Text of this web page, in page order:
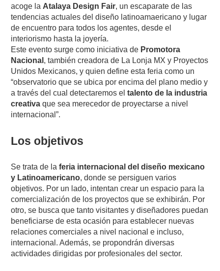
acoge la Atalaya Design Fair, un escaparate de las
tendencias actuales del diseño latinoamaericano y lugar
de encuentro para todos los agentes, desde el
interiorismo hasta la joyería.
Este evento surge como iniciativa de Promotora
Nacional , también creadora de La Lonja MX y Proyectos
Unidos Mexicanos, y quien define esta feria como un
“observatorio que se ubica por encima del plano medio y
a través del cual detectaremos eltalento de la industria
creativa que sea merecedor de proyectarse a nivel
internacional”.
Los objetivos
Se trata de la feria internacional del diseño mexicano
y Latinoamericano, donde se persiguen varios
objetivos. Por un lado, intentan crear un espacio para la
comercialización de los proyectos que se exhibirán. Por
otro, se busca que tanto visitantes y diseñadores puedan
beneficiarse de esta ocasión para establecer nuevas
relaciones comerciales a nivel nacional e incluso,
internacional. Además, se propondrán diversas
actividades dirigidas por profesionales del sector.